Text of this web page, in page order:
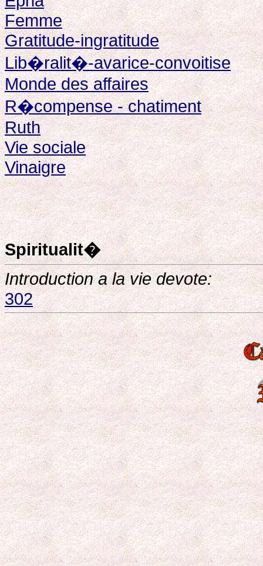
Femme
Gratitude-ingratitude
Lib�ralit�-avarice-convoitise
Monde des affaires
R�compense - chatiment
Ruth
Vie sociale
Vinaigre
Spiritualit�
Introduction a la vie devote:
302